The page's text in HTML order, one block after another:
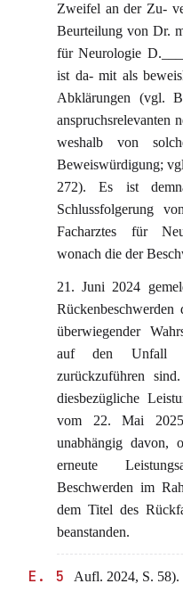
Zweifel an der Zu-
Beurteilung von Dr.
für Neurologie
ist da- mit als
Abklärungen (vgl.
anspruchsrelevanten
weshalb von
Beweiswürdigung;
272). Es ist
Schlussfolgerung
Facharztes für
wonach die der
21. Juni 2024
überwiegender
auf den Unfall
zurückzuführen
diesbezügliche
vom 22. Mai
unabhängig davon,
erneute
Beschwerden im
dem Titel des
beanstanden.
E. 5 Aufl. 2024, S. 58).